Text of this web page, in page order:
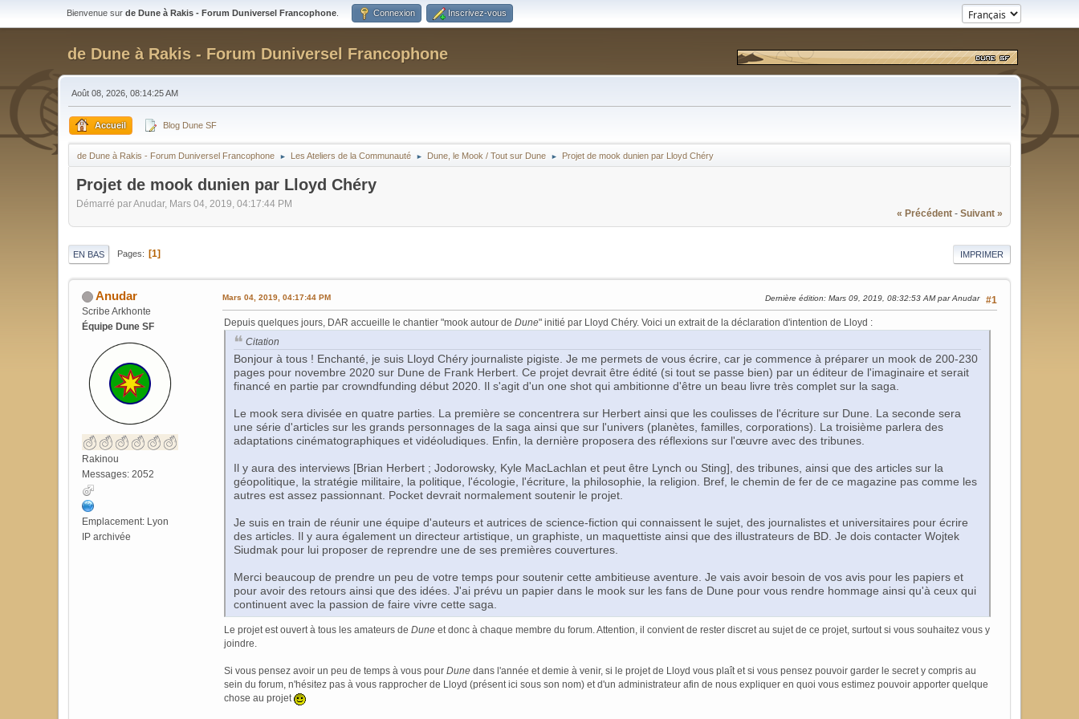
Bienvenue sur de Dune à Rakis - Forum Duniversel Francophone Connexion Inscrivez-vous
de Dune à Rakis - Forum Duniversel Francophone
Août 08, 2026, 08:14:25 AM
Accueil Blog Dune SF
de Dune à Rakis - Forum Duniversel Francophone ► Les Ateliers de la Communauté ► Dune, le Mook / Tout sur Dune ► Projet de mook dunien par Lloyd Chéry
Projet de mook dunien par Lloyd Chéry
Démarré par Anudar, Mars 04, 2019, 04:17:44 PM
« Précédent - Suivant »
IMPRIMER
EN BAS Pages 1
Anudar
Scribe Arkhonte
Équipe Dune SF
Rakinou
Messages: 2052
Emplacement: Lyon
IP archivée
#1
Mars 04, 2019, 04:17:44 PM Dernière édition: Mars 09, 2019, 08:32:53 AM par Anudar
Depuis quelques jours, DAR accueille le chantier "mook autour de Dune" initié par Lloyd Chéry. Voici un extrait de la déclaration d'intention de Lloyd :
Citation
Bonjour à tous ! Enchanté, je suis Lloyd Chéry journaliste pigiste. Je me permets de vous écrire, car je commence à préparer un mook de 200-230
pages pour novembre 2020 sur Dune de Frank Herbert. Ce projet devrait être édité (si tout se passe bien) par un éditeur de l'imaginaire et serait
financé en partie par crowndfunding début 2020. Il s'agit d'un one shot qui ambitionne d'être un beau livre très complet sur la saga.
Le mook sera divisée en quatre parties. La première se concentrera sur Herbert ainsi que les coulisses de l'écriture sur Dune. La seconde sera
une série d'articles sur les grands personnages de la saga ainsi que sur l'univers (planètes, familles, corporations). La troisième parlera des
adaptations cinématographiques et vidéoludiques. Enfin, la dernière proposera des réflexions sur l'œuvre avec des tribunes.
Il y aura des interviews [Brian Herbert ; Jodorowsky, Kyle MacLachlan et peut être Lynch ou Sting], des tribunes, ainsi que des articles sur la
géopolitique, la stratégie militaire, la politique, l'écologie, l'écriture, la philosophie, la religion. Bref, le chemin de fer de ce magazine pas comme les
autres est assez passionnant. Pocket devrait normalement soutenir le projet.
Je suis en train de réunir une équipe d'auteurs et autrices de science-fiction qui connaissent le sujet, des journalistes et universitaires pour écrire
des articles. Il y aura également un directeur artistique, un graphiste, un maquettiste ainsi que des illustrateurs de BD. Je dois contacter Wojtek
Siudmak pour lui proposer de reprendre une de ses premières couvertures.
Merci beaucoup de prendre un peu de votre temps pour soutenir cette ambitieuse aventure. Je vais avoir besoin de vos avis pour les papiers et
pour avoir des retours ainsi que des idées. J'ai prévu un papier dans le mook sur les fans de Dune pour vous rendre hommage ainsi qu'à ceux qui
continuent avec la passion de faire vivre cette saga.
Le projet est ouvert à tous les amateurs de Dune et donc à chaque membre du forum. Attention, il convient de rester discret au sujet de ce projet, surtout si vous souhaitez vous y
joindre.
Si vous pensez avoir un peu de temps à vous pour Dune dans l'année et demie à venir, si le projet de Lloyd vous plaît et si vous pensez pouvoir garder le secret y compris au
sein du forum, n'hésitez pas à vous rapprocher de Lloyd (présent ici sous son nom) et d'un administrateur afin de nous expliquer en quoi vous estimez pouvoir apporter quelque
chose au projet